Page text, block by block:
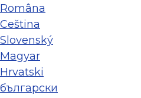
Româna
Ceština
Slovenský
Magyar
Hrvatski
български